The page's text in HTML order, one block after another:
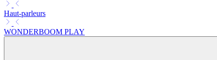
Haut-parleurs
WONDERBOOM PLAY